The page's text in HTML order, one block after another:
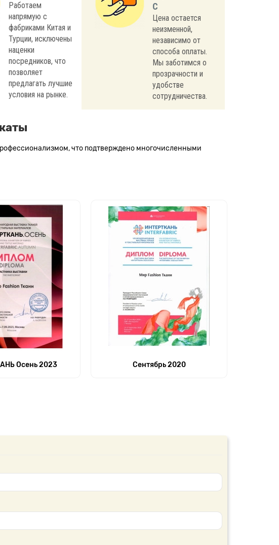
Работаем
напрямую с
фабриками Китая и
Турции, исключены
наценки
посредников, что
позволяет
предлагать лучшие
условия на рынке.
С
Цена остается
неизменной,
независимо от
способа оплаты.
Мы заботимся о
прозрачности и
удобстве
сотрудничества.
что подтверждено многочисленными
Осень 2023 Сентябрь 2020